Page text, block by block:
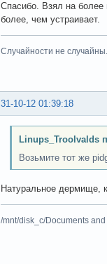
Спасибо. Взял на более
более, чем устраивает.
Случайности не случайны.
31-10-12 01:39:18
Linups_Troolvalds
Возьмите тот же
Натуральное дермище,
/mnt/disk_c/Documents